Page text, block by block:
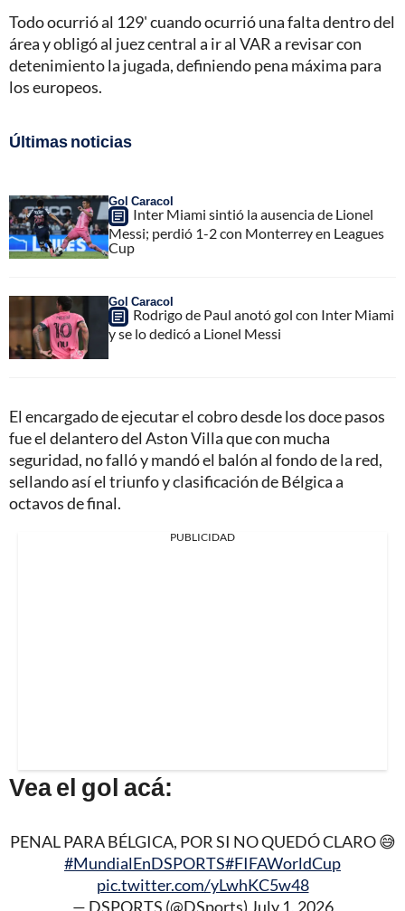
Todo ocurrió al 129' cuando ocurrió una falta dentro del
área y obligó al juez central a ir al VAR a revisar con
detenimiento la jugada, definiendo pena máxima para
los europeos.
Últimas noticias
Gol Caracol
Inter Miami sintió la ausencia de Lionel
Messi; perdió 1-2 con Monterrey en Leagues
Cup
Gol Caracol
Rodrigo de Paul anotó gol con Inter Miami
y se lo dedicó a Lionel Messi
El encargado de ejecutar el cobro desde los doce pasos
fue el delantero del Aston Villa que con mucha
seguridad, no falló y mandó el balón al fondo de la red,
sellando así el triunfo y clasificación de Bélgica a
octavos de final.
PUBLICIDAD
Vea el gol acá:
PENAL PARA BÉLGICA, POR SI NO QUEDÓ CLARO 😅
#MundialEnDSPORTS#FIFAWorldCup
pic.twitter.com/yLwhKC5w48
— DSPORTS (@DSports) July 1, 2026